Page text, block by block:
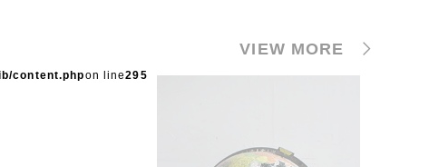
VIEW MORE
content.phpon line295